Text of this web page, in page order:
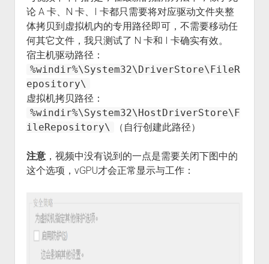
论 A 卡、N 卡、I 卡都只需要将对应驱动文件夹整
体拷贝到虚拟机内的专用路径即可，不需要移动任
何其它文件，我只测试了 N 卡和 I 卡确实有效。
宿主机驱动路径：
%windir%\System32\DriverStore\FileR
epository\
虚拟机拷贝路径：
%windir%\System32\HostDriverStore\F
ileRepository\
（自行创建此路径）
注意，视频中没有说到的一点是需要关闭下图中的
这个选项，vGPU才会正常显示与工作：